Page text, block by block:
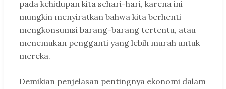
pada kehidupan kita sehari-hari, karena ini
mungkin menyiratkan bahwa kita berhenti
mengkonsumsi barang-barang tertentu, atau
menemukan pengganti yang lebih murah untuk
mereka.
Demikian penjelasan pentingnya ekonomi dalam